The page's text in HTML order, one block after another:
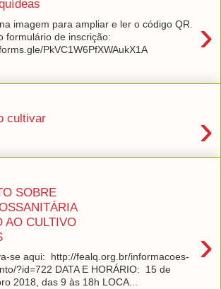
›
imagem para ampliar e ler o código QR.
formulário de inscrição:
PkVC1W6PfXWAukX1A
cultivar ›
SOBRE
AO CULTIVO
›
se aqui: http://fealq.org.br/informacoes-
?id=722 DATA E HORÁRIO: 15 de
2018, das 9 às 18h LOCA...